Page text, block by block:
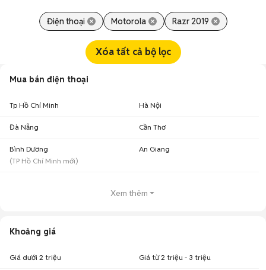
Điện thoại Motorola Razr 2019
Xóa tất cả bộ lọc
Mua bán điện thoại
Tp Hồ Chí Minh Hà Nội
Đà Nẵng Cần Thơ
Bình Dương
(TP Hồ Chí Minh mới)
An Giang
Xem thêm
Khoảng giá
Giá dưới 2 triệu Giá từ 2 triệu - 3 triệu